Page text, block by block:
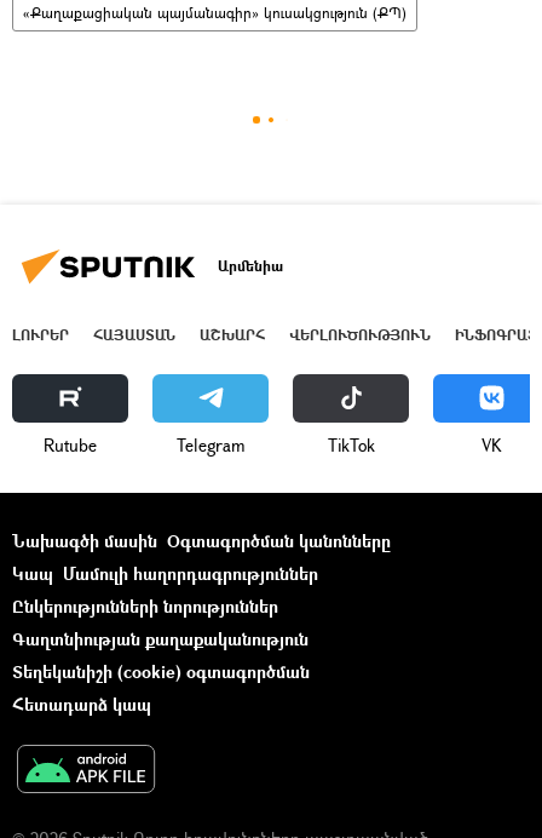
«Քաղաքացիական պայմանագիր» կուսակցություն (ՔՊ)
Արմենիա
ԼՈՒՐԵՐ ՀԱՅԱՍՏԱՆ ԱՇԽԱՐՀ ՎԵՐԼՈՒԾՈՒԹՅՈՒՆ
Rutube Telegram ТikТоk VK
Նախագծի մասին Օգտագործման կանոնները
Կապ Մամուլի հաղորդագրություններ
Ընկերությունների նորություններ
Գաղտնիության քաղաքականություն
Տեղեկանիշի (cookie) օգտագործման
Հետադարձ կապ